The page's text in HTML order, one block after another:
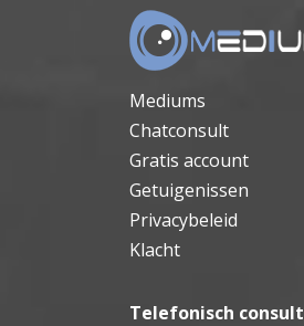
Mediums
Chatconsult
Gratis account
Getuigenissen
Privacybeleid
Klacht
Telefonisch consult